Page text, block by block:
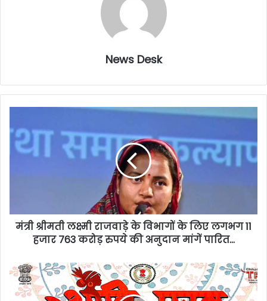
News Desk
मंत्री श्रीमती लक्ष्मी राजवाड़े के विभागों के लिए लगभग 11
हजार 763 करोड़ रुपये की अनुदान मांगें पारित…